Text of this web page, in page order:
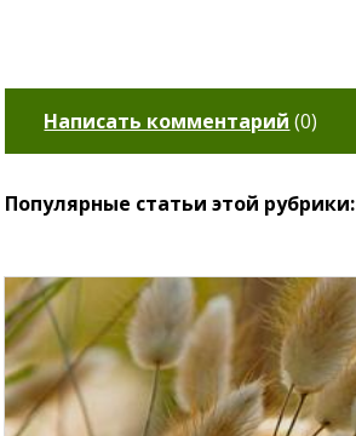
Написать комментарий (0)
Популярные статьи этой рубрики: